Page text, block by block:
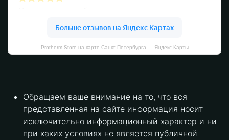
Protherm Store на карте Санкт‑Петербурга — Яндекс Карты
Обращаем ваше внимание на то, что вся
представленная на сайте информация носит
исключительно информационный характер и ни
при каких условиях не является публичной